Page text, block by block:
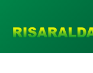
contenido